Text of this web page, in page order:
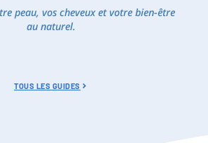
peau, vos cheveux et votre bien-être
au naturel.
TOUS LES GUIDES